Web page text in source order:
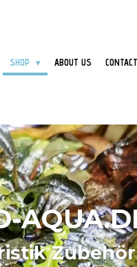
SHOP ABOUT US
Zubehör